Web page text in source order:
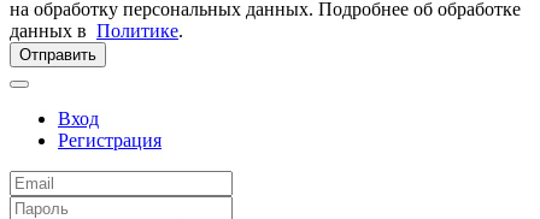
на обработку персональных данных. Подробнее об обработке
данных в Политике.
Отправить
Вход
Регистрация